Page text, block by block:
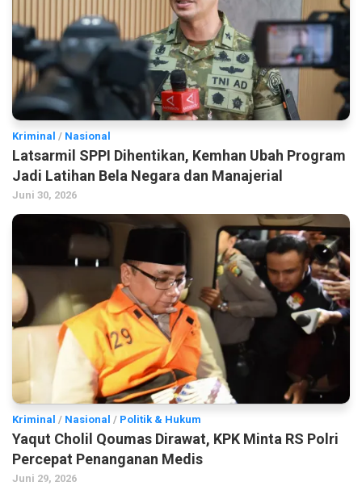
Kriminal / Nasional
Latsarmil SPPI Dihentikan, Kemhan Ubah Program
Jadi Latihan Bela Negara dan Manajerial
Juni 30, 2026
Kriminal / Nasional / Politik & Hukum
Yaqut Cholil Qoumas Dirawat, KPK Minta RS Polri
Percepat Penanganan Medis
Juni 29, 2026